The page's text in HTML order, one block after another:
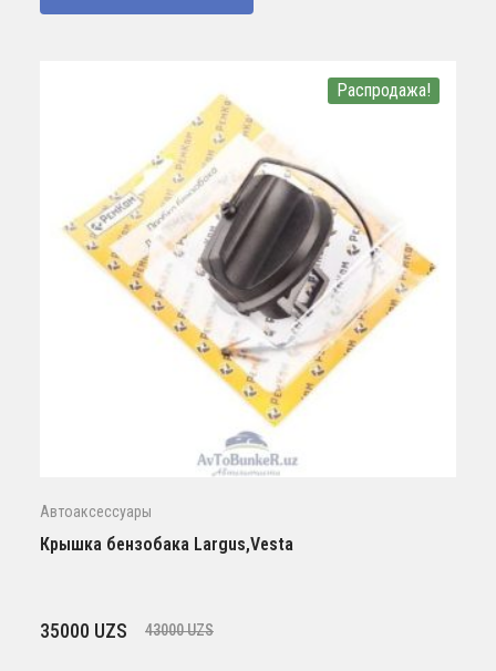
Распродажа!
Автоаксессуары
Крышка бензобака Largus,Vesta
43000UZS
Первоначальная
35000 UZS
Текущая